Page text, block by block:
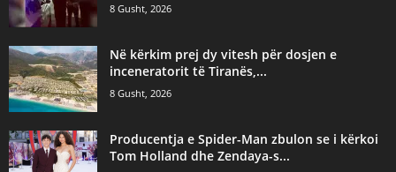
8 Gusht, 2026
Në kërkim prej dy vitesh për dosjen e
inceneratorit të Tiranës,...
8 Gusht, 2026
Producentja e Spider-Man zbulon se i kërkoi
Tom Holland dhe Zendaya-s...